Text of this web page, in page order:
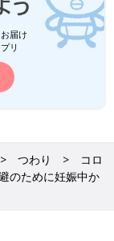
届け
リ
つわり
コロ
のために妊娠中か